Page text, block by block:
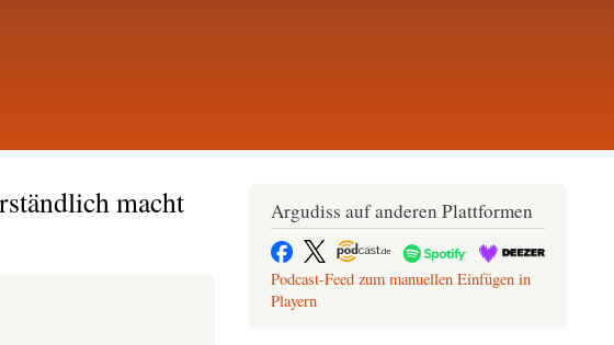
macht
Argudiss auf anderen Plattformen
Podcast-Feed zum manuellen Einfügen in
Playern